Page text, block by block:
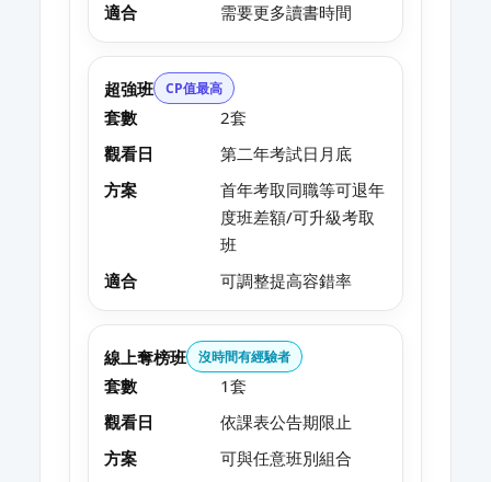
適合
需要更多讀書時間
超強班 CP值最高
套數
2套
觀看日
第二年考試日月底
方案
首年考取同職等可退年
度班差額/可升級考取
班
適合
可調整提高容錯率
線上奪榜班 沒時間有經驗者
套數
1套
觀看日
依課表公告期限止
方案
可與任意班別組合